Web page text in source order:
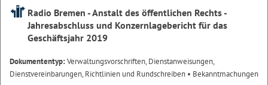
Radio Bremen - Anstalt des öffentlichen Rechts -
Jahresabschluss und Konzernlagebericht für das
Geschäftsjahr 2019
Dokumententyp:Verwaltungsvorschriften, Dienstanweisungen,
Dienstvereinbarungen, Richtlinien und Rundschreiben • Bekanntmachungen